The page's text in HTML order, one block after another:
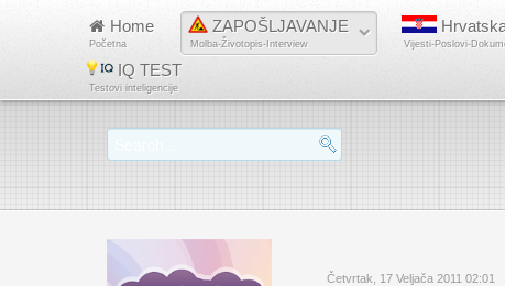
Home
Početna
ZAPOŠLJAVANJE
Molba-Životopis-Interview Vijesti-Poslovi-
IQ TEST
Testovi inteligencije
Četvrtak, 17 Veljača 2011 02:01